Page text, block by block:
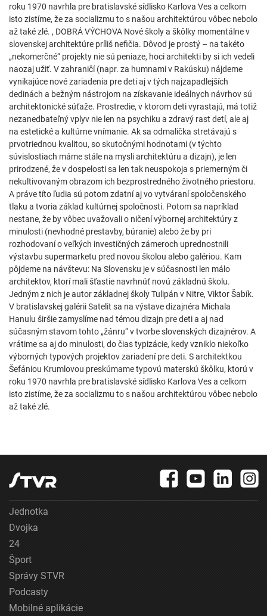
roku 1970 navrhla pre bratislavské sídlisko Karlova Ves a celkom
isto zistíme, že za socializmu to s našou architektúrou vôbec nebolo
až také zlé. , DOBRÁ VÝCHOVA Nové školy a škôlky momentálne v
slovenskej architektúre príliš nefičia. Dôvod je prostý – na takéto
„nekomerčné“ projekty nie sú peniaze, hoci architekti by si ich vedeli
naozaj užiť. V zahraničí (napr. za humnami v Rakúsku) nájdeme
vynikajúce nové zariadenia pre deti aj v tých najzapadlejších
dedinách a bežným nástrojom na získavanie ideálnych návrhov sú
architektonické súťaže. Prostredie, v ktorom deti vyrastajú, má totiž
nezanedbateľný vplyv nie len na psychiku a zdravý rast detí, ale aj
na estetické a kultúrne vnímanie. Ak sa odmalička stretávajú s
prvotriednou kvalitou, so skutočnými hodnotami (v týchto
súvislostiach máme stále na mysli architektúru a dizajn), je len
prirodzené, že v dospelosti sa len tak neuspokoja s priemerným či
nekultivovaným obrazom ich bezprostredného životného priestoru.
A práve títo ľudia sú potom zdatní aj vo vytváraní spoločenského
tlaku a tvoria základ kultúrnej spoločnosti. Potom sa napríklad
nestane, že by vôbec uvažovali o ničení výbornej architektúry z
minulosti (nevhodné prestavby, búranie) alebo že by pri
rozhodovaní o veľkých investičných zámeroch uprednostnili
výstavbu supermarketu pred novou školou alebo galériou. Kam
pôjdeme na návštevu: Na Slovensku je v súčasnosti len málo
architektov, ktorí mali šťastie navrhnúť novú základnú školu.
Jedným z nich je autor základnej školy Tulipán v Nitre, Viktor Šabík.
V bratislavskej galérii Satelit sa na výstave dizajnéra Michala
Hanulu širšie zamyslíme nad témou dizajn pre deti a aj nad
súčasným stavom tohto „žánru“ v tvorbe slovenských dizajnérov. A
vrátime sa aj do minulosti, do čias typizácie, kedy vzniklo niekoľko
výborných typových projektov zariadení pre deti. S architektkou
Šefániou Krumlovou preskúmame typovú materskú škôlku, ktorú v
roku 1970 navrhla pre bratislavské sídlisko Karlova Ves a celkom
isto zistíme, že za socializmu to s našou architektúrou vôbec nebolo
až také zlé.
Jednotka
Dvojka
24
Šport
Správy STVR
Podcasty
Mobilné aplikácie